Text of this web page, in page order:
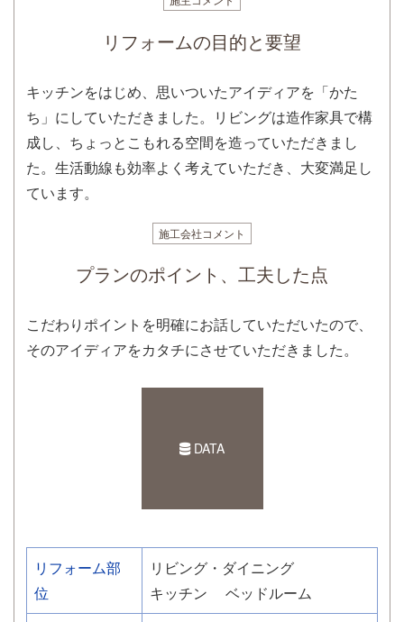
リフォームの目的と要望
キッチンをはじめ、思いついたアイディアを「かた
ち」にしていただきました。リビングは造作家具で構
成し、ちょっとこもれる空間を造っていただきまし
た。生活動線も効率よく考えていただき、大変満足し
ています。
施工会社コメント
プランのポイント、工夫した点
こだわりポイントを明確にお話していただいたので、
そのアイディアをカタチにさせていただきました。
DATA
リフォーム部
位
リビング・ダイニング
キッチン
ベッドルーム